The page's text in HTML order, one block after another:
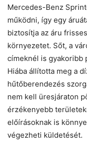
Mercedes-Benz
működni, így egy
biztosítja az áru
környezetet. Sőt, a
címeknél is gyakoribb
Hiába állította meg a
hűtőberendezés
nem kell üresjáraton
érzékenyebb
előírásoknak is
végezheti küldetését.